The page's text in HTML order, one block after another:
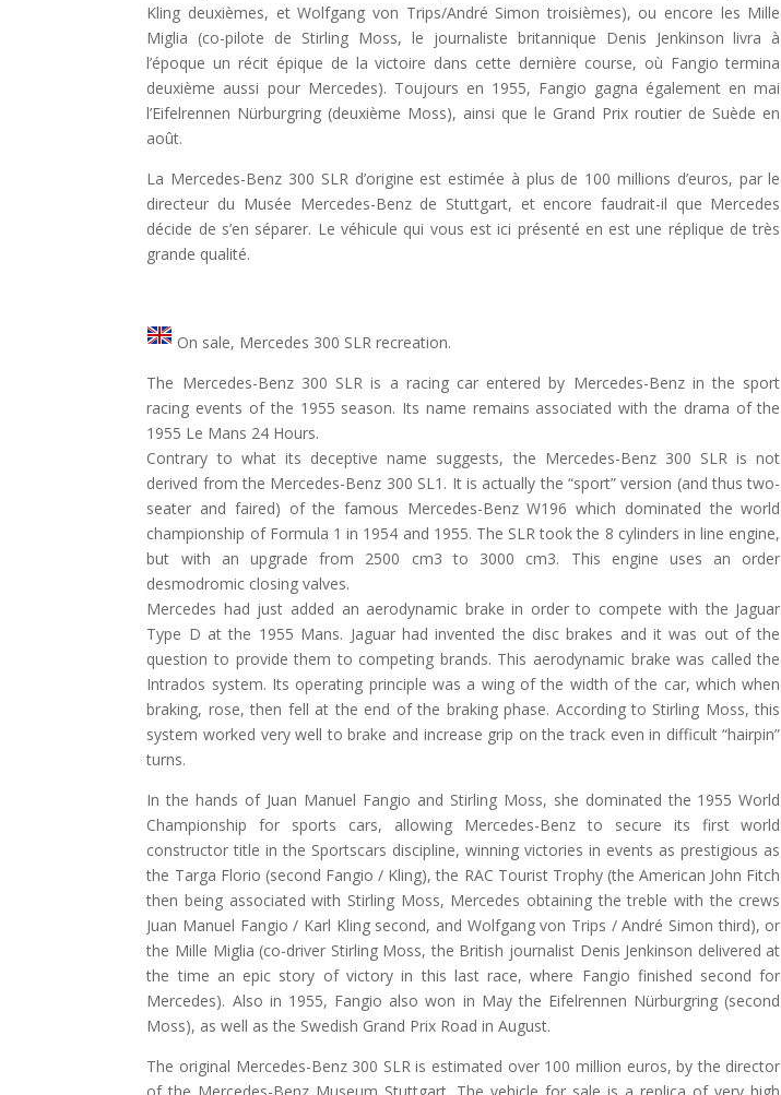
Kling deuxièmes, et Wolfgang von Trips/André Simon troisièmes), ou encore les Mille
Miglia (co-pilote de Stirling Moss, le journaliste britannique Denis Jenkinson livra à
l’époque un récit épique de la victoire dans cette dernière course, où Fangio termina
deuxième aussi pour Mercedes). Toujours en 1955, Fangio gagna également en mai
l’Eifelrennen Nürburgring (deuxième Moss), ainsi que le Grand Prix routier de Suède en
août.
La Mercedes-Benz 300 SLR d’origine est estimée à plus de 100 millions d’euros, par le
directeur du Musée Mercedes-Benz de Stuttgart, et encore faudrait-il que Mercedes
décide de s’en séparer. Le véhicule qui vous est ici présenté en est une réplique de très
grande qualité.
On sale, Mercedes 300 SLR recreation.
The Mercedes-Benz 300 SLR is a racing car entered by Mercedes-Benz in the sport
racing events of the 1955 season. Its name remains associated with the drama of the
1955 Le Mans 24 Hours.
Contrary to what its deceptive name suggests, the Mercedes-Benz 300 SLR is not
derived from the Mercedes-Benz 300 SL1. It is actually the “sport” version (and thus two-
seater and faired) of the famous Mercedes-Benz W196 which dominated the world
championship of Formula 1 in 1954 and 1955. The SLR took the 8 cylinders in line engine,
but with an upgrade from 2500 cm3 to 3000 cm3. This engine uses an order
desmodromic closing valves.
Mercedes had just added an aerodynamic brake in order to compete with the Jaguar
Type D at the 1955 Mans. Jaguar had invented the disc brakes and it was out of the
question to provide them to competing brands. This aerodynamic brake was called the
Intrados system. Its operating principle was a wing of the width of the car, which when
braking, rose, then fell at the end of the braking phase. According to Stirling Moss, this
system worked very well to brake and increase grip on the track even in difficult “hairpin”
turns.
In the hands of Juan Manuel Fangio and Stirling Moss, she dominated the 1955 World
Championship for sports cars, allowing Mercedes-Benz to secure its first world
constructor title in the Sportscars discipline, winning victories in events as prestigious as
the Targa Florio (second Fangio / Kling), the RAC Tourist Trophy (the American John Fitch
then being associated with Stirling Moss, Mercedes obtaining the treble with the crews
Juan Manuel Fangio / Karl Kling second, and Wolfgang von Trips / André Simon third), or
the Mille Miglia (co-driver Stirling Moss, the British journalist Denis Jenkinson delivered at
the time an epic story of victory in this last race, where Fangio finished second for
Mercedes). Also in 1955, Fangio also won in May the Eifelrennen Nürburgring (second
Moss), as well as the Swedish Grand Prix Road in August.
The original Mercedes-Benz 300 SLR is estimated over 100 million euros, by the director